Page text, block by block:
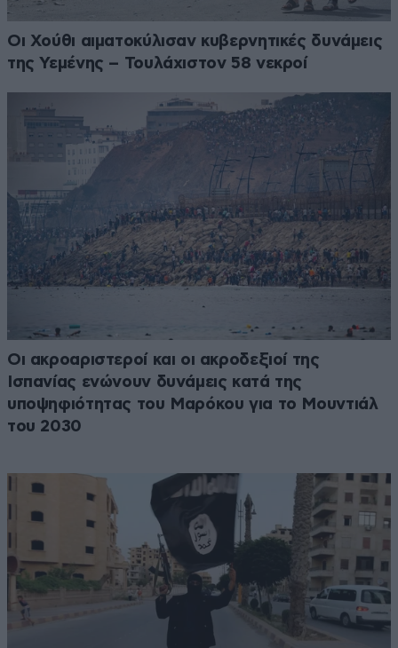
Οι Χούθι αιματοκύλισαν κυβερνητικές δυνάμεις
της Υεμένης – Τουλάχιστον 58 νεκροί
Οι ακροαριστεροί και οι ακροδεξιοί της
Ισπανίας ενώνουν δυνάμεις κατά της
υποψηφιότητας του Μαρόκου για το Μουντιάλ
του 2030